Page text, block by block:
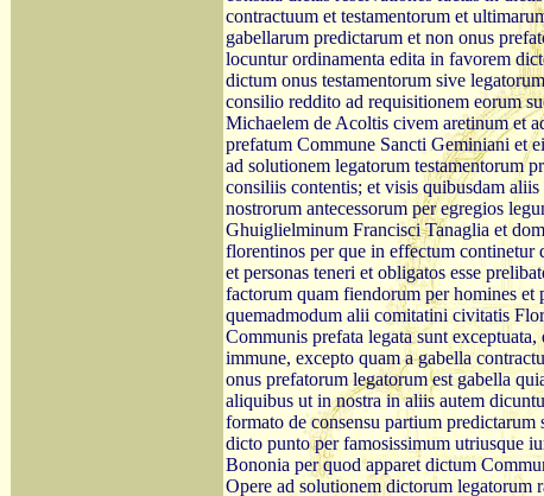
contractuum et testamentorum et
gabellarum predictarum et non onus
locuntur ordinamenta edita in favorem
dictum onus testamentorum sive
consilio reddito ad requisitionem eorum
Michaelem de Acoltis civem aretinum et
prefatum Commune Sancti Geminiani et
ad solutionem legatorum testamentorum
consiliis contentis; et visis quibusdam
nostrorum antecessorum per egregios
Ghuiglielminum Francisci Tanaglia et
florentinos per que in effectum continetur
et personas teneri et obligatos esse
factorum quam fiendorum per homines
quemadmodum alii comitatini civitatis
Communis prefata legata sunt
immune, excepto quam a gabella
onus prefatorum legatorum est gabella
aliquibus ut in nostra in aliis autem
formato de consensu partium
dicto punto per famosissimum utriusque
Bononia per quod apparet dictum
Opere ad solutionem dictorum legatorum